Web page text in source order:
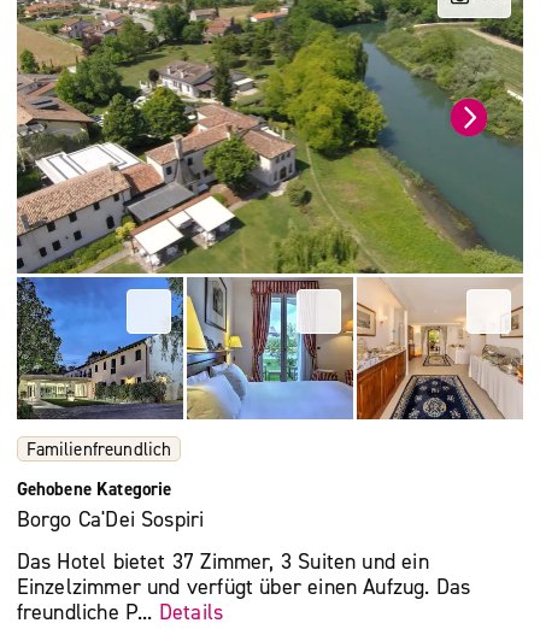
Familienfreundlich
Gehobene Kategorie
Borgo Ca'Dei Sospiri
Das Hotel bietet 37 Zimmer, 3 Suiten und ein
Einzelzimmer und verfügt über einen Aufzug. Das
freundliche P... Details